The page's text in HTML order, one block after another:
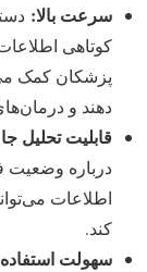
سرعت بالا:
کوتاهی
پزشکان کمک
دهند و
قابلیت تحلیل
درباره وضعیت
اطلاعات
کند.
سهولت